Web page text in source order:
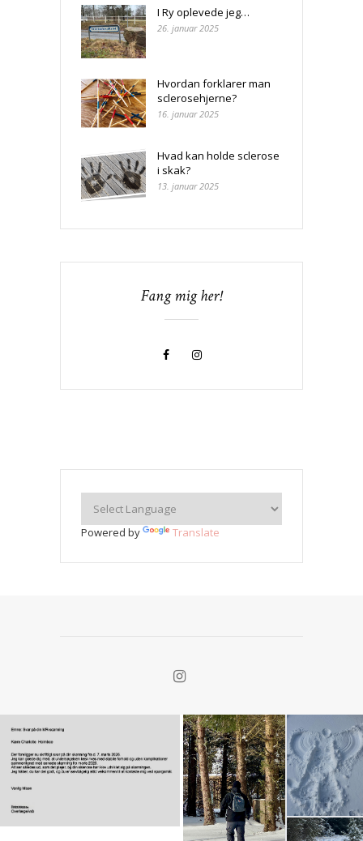
I Ry oplevede jeg…
26. januar 2025
Hvordan forklarer man
sclerosehjerne?
16. januar 2025
Hvad kan holde sclerose
i skak?
13. januar 2025
Fang mig her!
Powered by Translate